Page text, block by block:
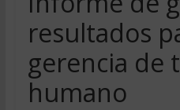
resultados
gerencia de
humano